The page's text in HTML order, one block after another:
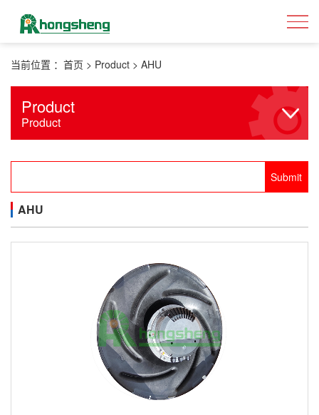
当前位置 ： 首页 > Product > AHU
Product
Product
AHU